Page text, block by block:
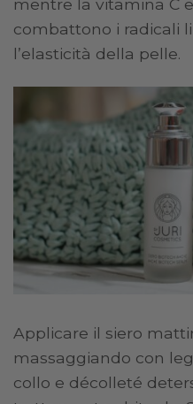
mentre la vitamina C
combattono i radicali
l’elasticità della pelle.
Applicare il siero
massaggiando con
collo e décolleté